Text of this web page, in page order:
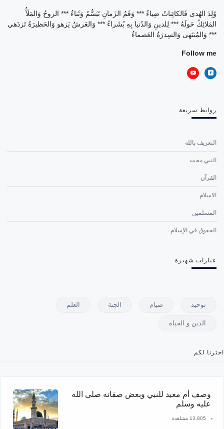
وُلِدَ الهُدى فَالكائِناتُ ضِياءُ *** وَفَمُ الزَمانِ تَبَسُّمٌ وَثَناءُ *** الروحُ وَالمَلَأُ
المَلائِكُ حَولَهُ *** لِلدينِ وَالدُنيا بِهِ بُشَراءُ *** وَالعَرشُ يَزهو وَالحَظيرَةُ تَزدَهي
*** وَالمُنتَهى وَالسِدرَةُ العَصماءُ
Follow me
روابط سريعة
التعريف بالله
النبي محمد
القرآن
الاسلام
المسلمين
الحقوق في الإسلام
عبارات شهيرة
توحيد صيام الجنة العلم
الدين و الحياة
اخترنا لكم
وصف أم معبد للنبي وبعض صفاته صلى الله
عليه وسلم
13,805 مشاهدة